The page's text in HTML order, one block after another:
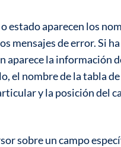
estado aparecen los
mensajes de error. Si
la información
el nombre de la tabla de
y la posición del
sobre un campo